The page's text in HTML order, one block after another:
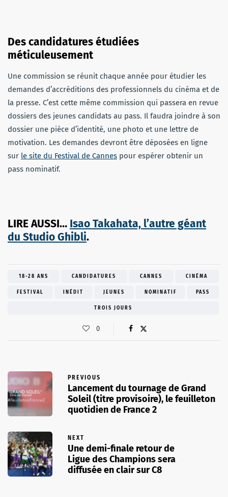
Des candidatures étudiées
méticuleusement
Une commission se réunit chaque année pour étudier les
demandes d’accréditions des professionnels du cinéma et de
la presse. C’est cette même commission qui passera en revue
dossiers des jeunes candidats au pass. Il faudra joindre à son
dossier une pièce d’identité, une photo et une lettre de
motivation. Les demandes devront être déposées en ligne
sur le site du Festival de Cannes pour espérer obtenir un
pass nominatif.
LIRE AUSSI… Isao Takahata, l’autre géant
du Studio Ghibli.
18-28 ANS CANDIDATURES CANNES CINÉMA
FESTIVAL INÉDIT JEUNES NOMINATIF PASS
TROIS JOURS
0
PREVIOUS
Lancement du tournage de Grand
Soleil (titre provisoire), le feuilleton
quotidien de France 2
NEXT
Une demi-finale retour de
Ligue des Champions sera
diffusée en clair sur C8